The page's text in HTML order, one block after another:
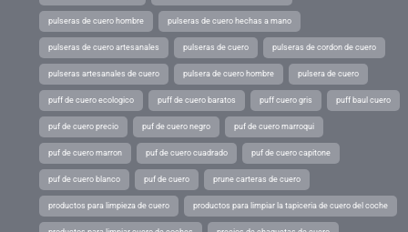
pulseras de cuero hombre pulseras de cuero hechas a mano
pulseras de cuero artesanales pulseras de cuero pulseras de cordon de cuero
pulseras artesanales de cuero pulsera de cuero hombre pulsera de cuero
puff de cuero ecologico puff de cuero baratos puff cuero gris puff baul cuero
puf de cuero precio puf de cuero negro puf de cuero marroqui
puf de cuero marron puf de cuero cuadrado puf de cuero capitone
puf de cuero blanco puf de cuero prune carteras de cuero
productos para limpieza de cuero productos para limpiar la tapiceria de cuero del coche